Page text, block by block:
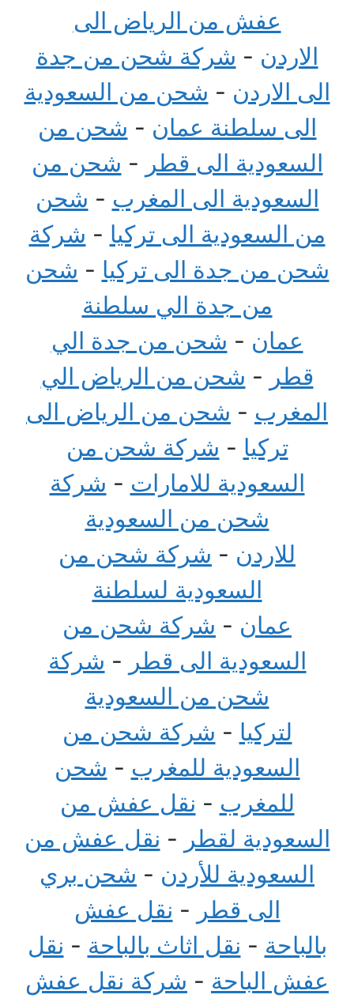
عفش من الرياض الى
الاردن - شركة شحن من جدة
الى الاردن - شحن من السعودية
الى سلطنة عمان - شحن من
السعودية الى قطر - شحن من
السعودية الى المغرب - شحن
من السعودية الى تركيا - شركة
شحن من جدة الى تركيا - شحن
من جدة الي سلطنة
عمان - شحن من جدة الي
قطر - شحن من الرياض الي
المغرب - شحن من الرياض الى
تركيا - شركة شحن من
السعودية للامارات - شركة
شحن من السعودية
للاردن - شركة شحن من
السعودية لسلطنة
عمان - شركة شحن من
السعودية الى قطر - شركة
شحن من السعودية
لتركيا - شركة شحن من
السعودية للمغرب - شحن
للمغرب - نقل عفش من
السعودية لقطر - نقل عفش من
السعودية للأردن - شحن بري
الى قطر - نقل عفش
بالباحة - نقل اثاث بالباحة - نقل
عفش الباحة - شركة نقل عفش